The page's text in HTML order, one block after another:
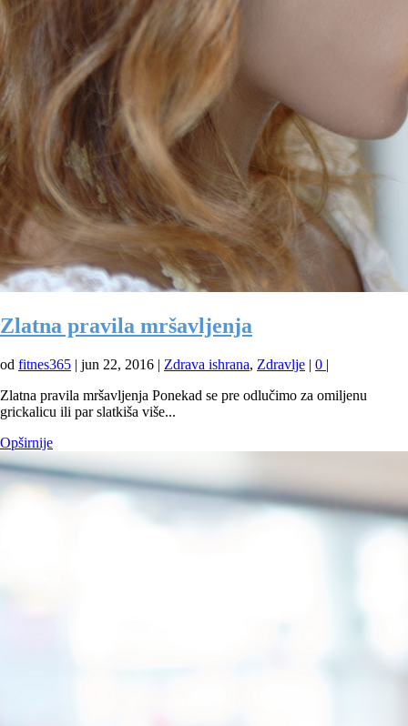
Zlatna pravila mršavljenja
od fitnes365 | jun 22, 2016 | Zdrava ishrana, Zdravlje | 0 |
Zlatna pravila mršavljenja Ponekad se pre odlučimo za omiljenu
grickalicu ili par slatkiša više...
Opširnije